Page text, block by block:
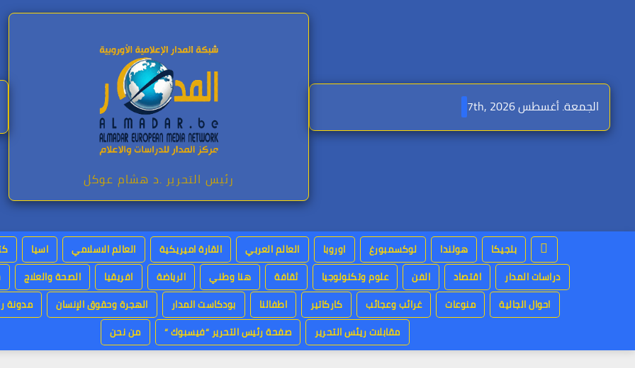
الجمعة. أغسطس 7th, 2026
رئيس التحرير .د هشام عوكل
بلجيكا هولندا لوكسمبورغ اوروبا العالم العربي القارة اميريكية العالم الاسلامي اسيا
دراسات المدار
اقتصاد الفن علوم وتكنولوجيا ثقافة هنا وطني الرياضة افريقيا الصحة والعلاج
احوال الجالية
منوعات غرائب وعجائب كاركاتير اطفالنا بودكاست المدار الهجرة وحقوق الإنسان
مدونة
مقابلات ريئس التحرير
صفحة رئيس التحرير “فيسبوك “ من نحن